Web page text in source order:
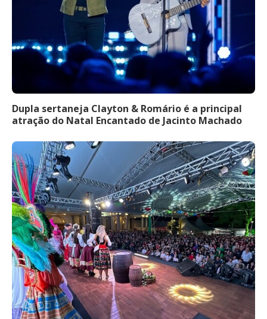
Dupla sertaneja Clayton & Romário é a principal
atração do Natal Encantado de Jacinto Machado